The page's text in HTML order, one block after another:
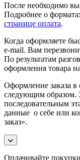
После необходимо
Подробнее о
странице оплата.
Когда оформляете
e-mail. Вам
По результатам
оформления товара
Оформление заказа
следующим образом.
последовательным
данные о себе или
заказ».
Оплачивайте